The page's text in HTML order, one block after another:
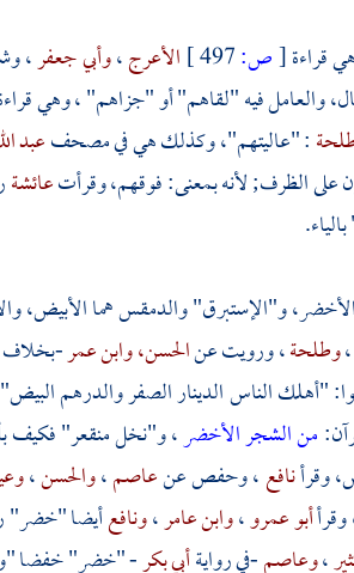
قراءة[ص: الأعرج،وأبي جعفر،
والعامل فيه "لقاهم" أو "جزاهم" ، وهي
: "عاليتهم"، وكذلك هي في مصحفعبد
على الظرف; لأنه بمعنى: فوقهم، وقرأتعائشة
و"الإستبرق" والدمقس هما الأبيض،
،وطلحة، ورويت عنالحسن،وابن عمر-بخلاف
"أهلك الناس الدينار الصفر والدرهم
من الشجر الأخضر، و"نخل منقعر" فكيف
وقرأنافع،وحفصعنعاصم،والحسن،
أبو عمرو،وابن عامر،ونافعأيضا "خضر"
،وعاصم-في روايةأبي بكر- "خضر" خفضا